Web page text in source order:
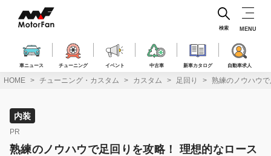
ス
車ニュース チューニング イベント 中古車 新車カタログ 自動車求人
検索 MENU
HOME チューニング・カスタム カスタム 足回り 熟練のノウハウ
内装
PR
熟練のノウハウで足回りを攻略！ 理想的なロース